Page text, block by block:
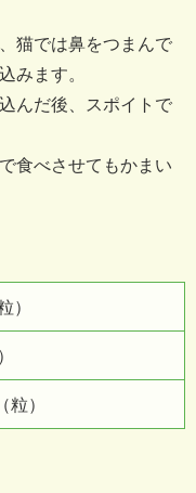
猫では鼻をつまんで
みます。
んだ後、スポイトで
食べさせてもかまい
）
）